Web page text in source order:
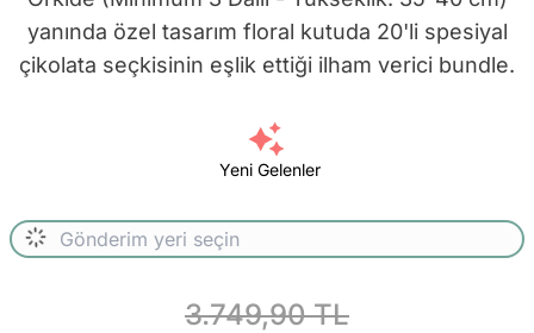
yanında özel tasarım floral kutuda 20'li spesiyal
çikolata seçkisinin eşlik ettiği ilham verici bundle.
Yeni Gelenler
3.749,90 TL